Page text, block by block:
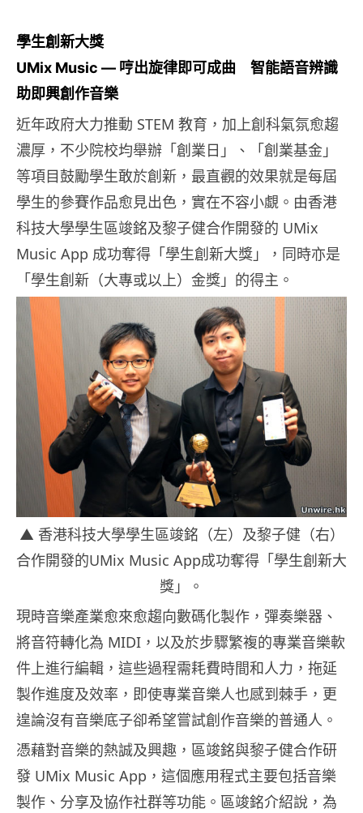
學生創新大獎
UMix Music — 哼出旋律即可成曲 智能語音辨識
助即興創作音樂
近年政府大力推動 STEM 教育，加上創科氣氛愈趨
濃厚，不少院校均舉辦「創業日」、「創業基金」
等項目鼓勵學生敢於創新，最直觀的效果就是每屆
學生的參賽作品愈見出色，實在不容小覷。由香港
科技大學學生區竣銘及黎子健合作開發的 UMix
Music App 成功奪得「學生創新大獎」，同時亦是
「學生創新（大專或以上）金獎」的得主。
▲ 香港科技大學學生區竣銘（左）及黎子健（右）
合作開發的UMix Music App成功奪得「學生創新大
獎」。
現時音樂產業愈來愈趨向數碼化製作，彈奏樂器、
將音符轉化為 MIDI，以及於步驟繁複的專業音樂軟
件上進行編輯，這些過程需耗費時間和人力，拖延
製作進度及效率，即使專業音樂人也感到棘手，更
遑論沒有音樂底子卻希望嘗試創作音樂的普通人。
憑藉對音樂的熱誠及興趣，區竣銘與黎子健合作研
發 UMix Music App，這個應用程式主要包括音樂
製作、分享及協作社群等功能。區竣銘介紹說，為